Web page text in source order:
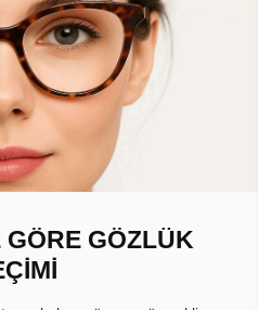
GÖZLÜK